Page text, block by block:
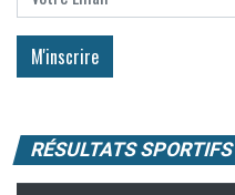
RÉSULTATS SPORTIFS